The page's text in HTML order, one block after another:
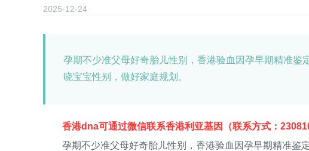
2025-12-24
孕期不少准父母好奇胎儿性别，香港验血因孕早期精准
晓宝宝性别，做好家庭规划。
香港dna可通过微信联系香港利亚基因（联系方式：
孕期不少准父母好奇胎儿性别，香港验血因孕早期精准鉴